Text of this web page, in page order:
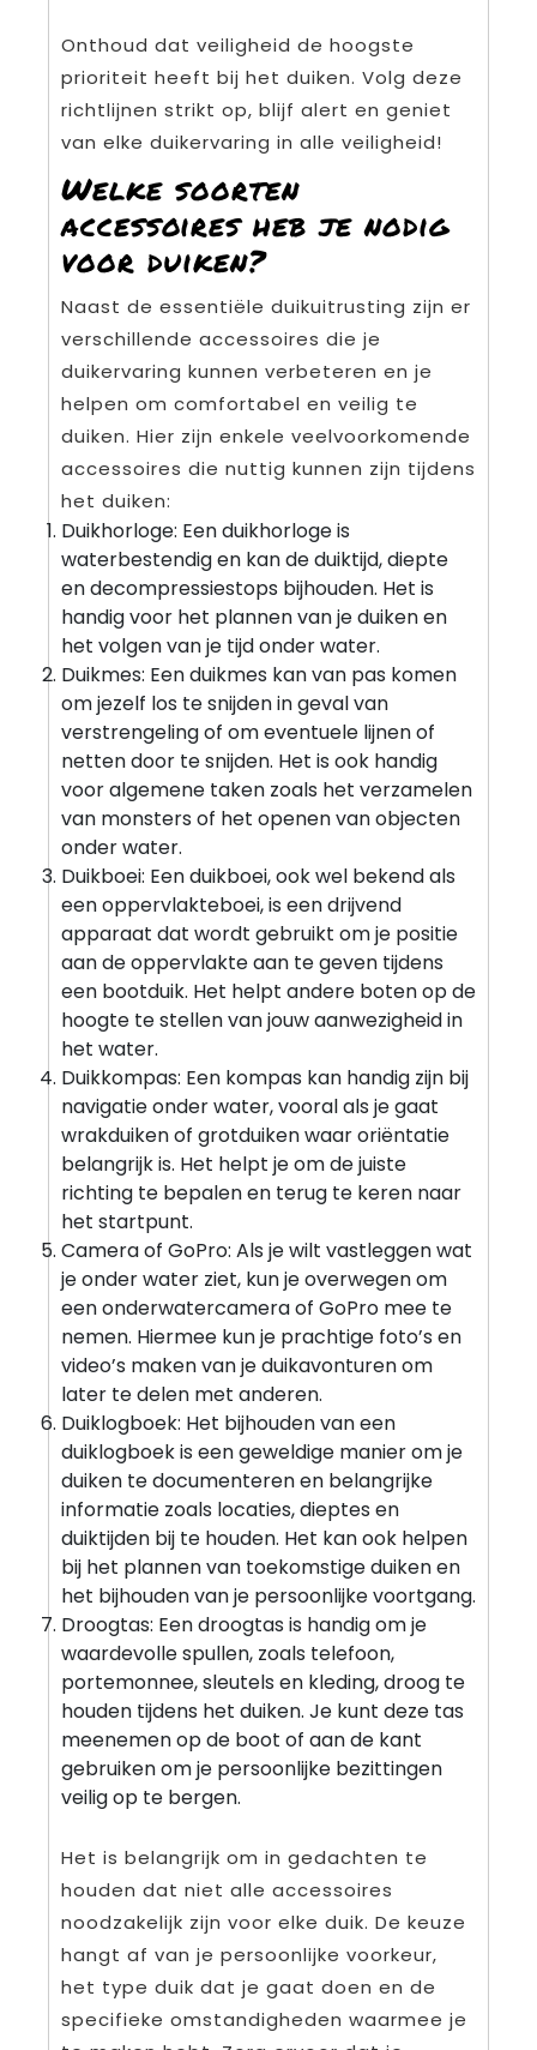
Onthoud dat veiligheid de hoogste
prioriteit heeft bij het duiken. Volg deze
richtlijnen strikt op, blijf alert en geniet
van elke duikervaring in alle veiligheid!
Welke soorten
accessoires heb je nodig
voor duiken?
Naast de essentiële duikuitrusting zijn er
verschillende accessoires die je
duikervaring kunnen verbeteren en je
helpen om comfortabel en veilig te
duiken. Hier zijn enkele veelvoorkomende
accessoires die nuttig kunnen zijn tijdens
het duiken:
Duikhorloge: Een duikhorloge is
waterbestendig en kan de duiktijd, diepte
en decompressiestops bijhouden. Het is
handig voor het plannen van je duiken en
het volgen van je tijd onder water.
Duikmes: Een duikmes kan van pas komen
om jezelf los te snijden in geval van
verstrengeling of om eventuele lijnen of
netten door te snijden. Het is ook handig
voor algemene taken zoals het verzamelen
van monsters of het openen van objecten
onder water.
Duikboei: Een duikboei, ook wel bekend als
een oppervlakteboei, is een drijvend
apparaat dat wordt gebruikt om je positie
aan de oppervlakte aan te geven tijdens
een bootduik. Het helpt andere boten op de
hoogte te stellen van jouw aanwezigheid in
het water.
Duikkompas: Een kompas kan handig zijn bij
navigatie onder water, vooral als je gaat
wrakduiken of grotduiken waar oriëntatie
belangrijk is. Het helpt je om de juiste
richting te bepalen en terug te keren naar
het startpunt.
Camera of GoPro: Als je wilt vastleggen wat
je onder water ziet, kun je overwegen om
een ​​onderwatercamera of GoPro mee te
nemen. Hiermee kun je prachtige foto’s en
video’s maken van je duikavonturen om
later te delen met anderen.
Duiklogboek: Het bijhouden van een
duiklogboek is een geweldige manier om je
duiken te documenteren en belangrijke
informatie zoals locaties, dieptes en
duiktijden bij te houden. Het kan ook helpen
bij het plannen van toekomstige duiken en
het bijhouden van je persoonlijke voortgang.
Droogtas: Een droogtas is handig om je
waardevolle spullen, zoals telefoon,
portemonnee, sleutels en kleding, droog te
houden tijdens het duiken. Je kunt deze tas
meenemen op de boot of aan de kant
gebruiken om je persoonlijke bezittingen
veilig op te bergen.
Het is belangrijk om in gedachten te
houden dat niet alle accessoires
noodzakelijk zijn voor elke duik. De keuze
hangt af van je persoonlijke voorkeur,
het type duik dat je gaat doen en de
specifieke omstandigheden waarmee je